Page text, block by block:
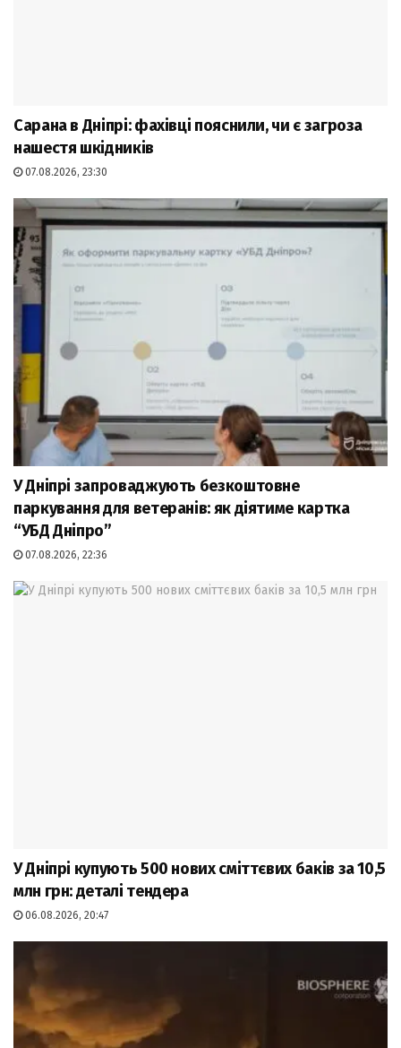
Сарана в Дніпрі: фахівці пояснили, чи є загроза
нашестя шкідників
07.08.2026, 23:30
У Дніпрі запроваджують безкоштовне
паркування для ветеранів: як діятиме картка
“УБД Дніпро”
07.08.2026, 22:36
У Дніпрі купують 500 нових сміттєвих баків за 10,5
млн грн: деталі тендера
06.08.2026, 20:47